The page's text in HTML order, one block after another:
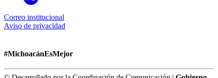
Correo institucional
Aviso de privacidad
#MichoacánEsMejor